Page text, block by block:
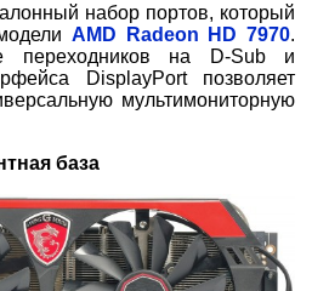
набор портов, который
AMD Radeon HD 7970.
переходников на D-Sub и
DisplayPort позволяет
мультимониторную
база